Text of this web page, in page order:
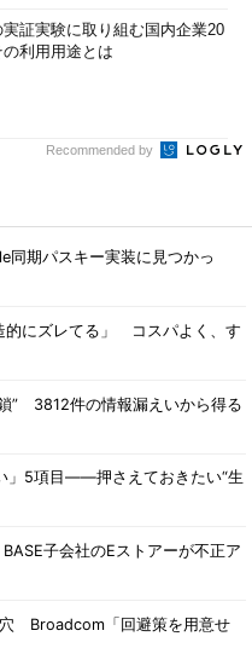
証実験に取り組む国内企業20
利用用途とは
Recommended by
期パスキー実装に見つかっ
的にズレてる」 コスパよく、す
” 3812件の情報漏えいから得る
」5項目――押さえておきたい“生
子会社のEストアーが不正ア
穴 Broadcom「回避策を用意せ